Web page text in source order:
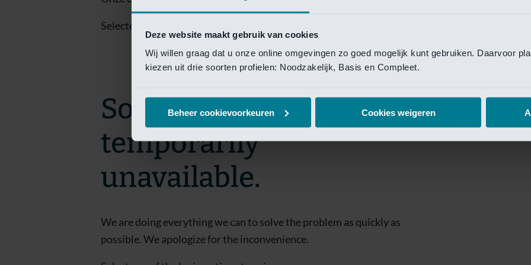
Deze website maakt gebruik van cookies
Wij willen graag dat u onze online omgevingen zo goed mogelijk kunt gebruiken. Daarvoor
kiezen uit drie soorten profielen: Noodzakelijk, Basis en Compleet.
Beheer cookievoorkeuren Cookies weigeren
Van Lanschot
Selecteer een van de login opties om toegang te krijgen.
Sorry! This page is
temporarily
unavailable.
We are doing everything we can to solve the problem as quickly as
possible. We apologize for the inconvenience.